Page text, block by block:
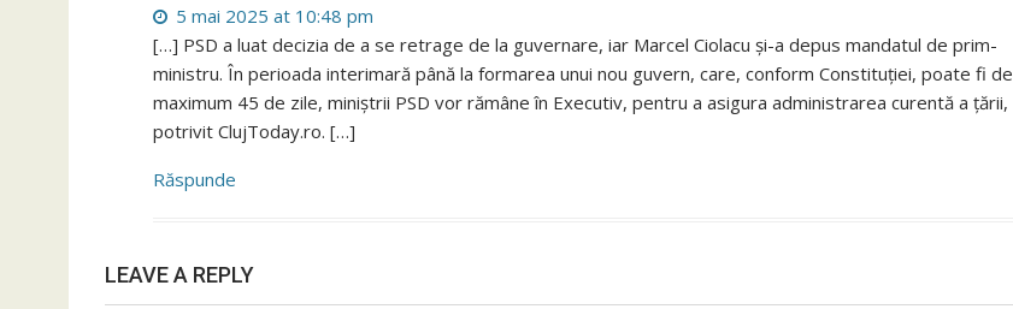
5 mai 2025 at 10:48 pm
[…] PSD a luat decizia de a se retrage de la guvernare, iar Marcel Ciolacu și-a depus mandatul de prim-
ministru. În perioada interimară până la formarea unui nou guvern, care, conform Constituției, poate fi de
maximum 45 de zile, miniștrii PSD vor rămâne în Executiv, pentru a asigura administrarea curentă a țării,
potrivit ClujToday.ro. […]
Răspunde
LEAVE A REPLY